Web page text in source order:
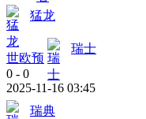
猛龙
世欧预
瑞士
0 - 0
2025-11-16 03:45
瑞典